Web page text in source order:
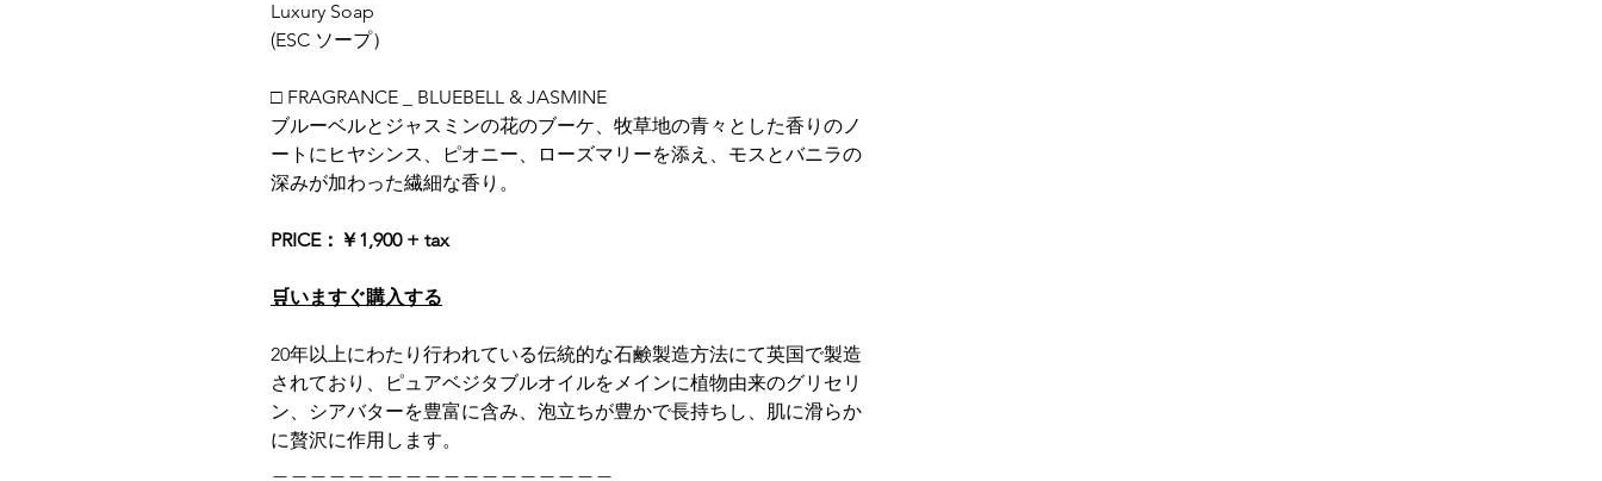
Luxury Soap
(ESC ソープ）
□ FRAGRANCE _ BLUEBELL & JASMINE
ブルーベルとジャスミンの花のブーケ、牧草地の青々とした香りのノ
ートにヒヤシンス、ピオニー、ローズマリーを添え、モスとバニラの
深みが加わった繊細な香り。
PRICE：￥1,900 + tax
🛒いますぐ購入する
20年以上にわたり行われている伝統的な石鹸製造方法にて英国で製造
されており、ピュアベジタブルオイルをメインに植物由来のグリセリ
ン、シアバターを豊富に含み、泡立ちが豊かで長持ちし、肌に滑らか
に贅沢に作用します。